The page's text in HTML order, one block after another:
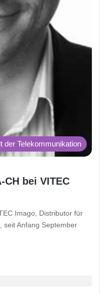
der Telekommunikation
bei VITEC
Imago, Distributor für
seit Anfang September